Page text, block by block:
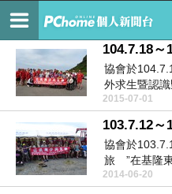
炬輪技藝發展協會–缺憾
協會於
外求生暨認識
內...
2015-07-01
協會於
旅 ”在基隆東
2014-06-20